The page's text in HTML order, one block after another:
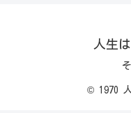
人生
© 1970